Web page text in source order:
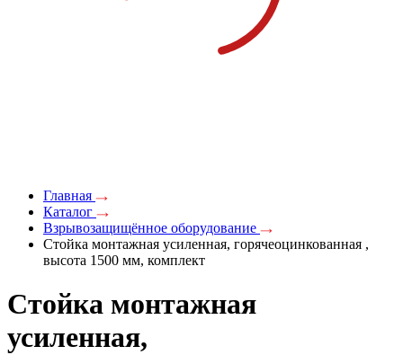
Главная
Каталог
Взрывозащищённое оборудование
Стойка монтажная усиленная, горячеоцинкованная ,
высота 1500 мм, комплект
Стойка монтажная
усиленная,